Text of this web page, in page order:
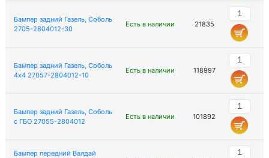
Бампер задний Газель, Соболь
2705-2804012-30
Есть в наличии 21835
Бампер задний Газель, Соболь
4х4 27057-2804012-10
Есть в наличии 118997
Бампер задний Газель, Соболь
с ГБО 27055-2804012
Есть в наличии 101892
Бампер передний Валдай